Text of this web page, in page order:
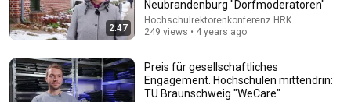
Evan Edinger • 1.6M views
2:47
Neubrandenburg "Dorfmoderatoren"
Hochschulrektorenkonferenz HRK
249 views • 4 years ago
Preis für gesellschaftliches
Engagement. Hochschulen mittendrin:
TU Braunschweig "WeCare"